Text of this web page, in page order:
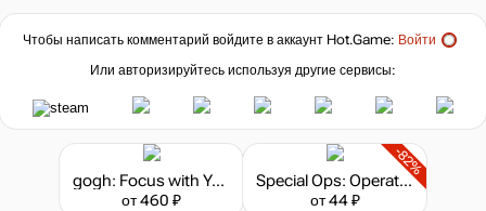
Чтобы написать комментарий войдите в аккаунт Hot.Game: Войти
Или авторизируйтесь используя другие сервисы:
gogh: Focus with Your Avatar
от 460 ₽
-82%
Special Ops: Operation Assault
от 44 ₽